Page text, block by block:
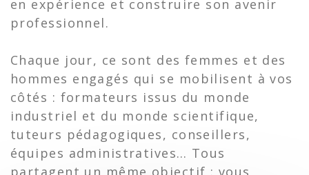
en expérience et construire son avenir
professionnel.
Chaque jour, ce sont des femmes et des
hommes engagés qui se mobilisent à vos
côtés : formateurs issus du monde
industriel et du monde scientifique,
tuteurs pédagogiques, conseillers,
équipes administratives… Tous
partagent un même objectif : vous